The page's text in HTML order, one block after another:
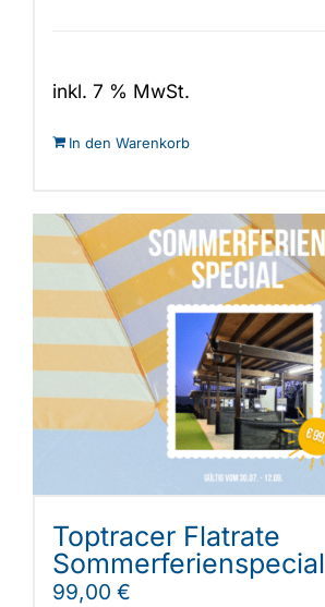
inkl. 7 % MwSt.
In den Warenkorb
Toptracer Flatrate
Sommerferienspecial
99,00 €